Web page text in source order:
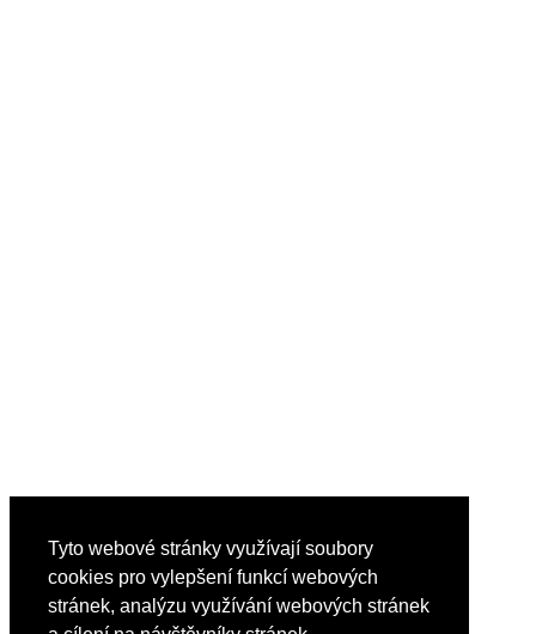
Tyto webové stránky využívají soubory
cookies pro vylepšení funkcí webových
stránek, analýzu využívání webových stránek